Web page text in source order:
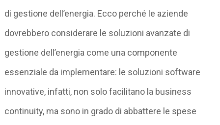
di gestione dell’energia. Ecco perché le aziende
dovrebbero considerare le soluzioni avanzate di
gestione dell’energia come una componente
essenziale da implementare: le soluzioni software
innovative, infatti, non solo facilitano la business
continuity, ma sono in grado di abbattere le spese